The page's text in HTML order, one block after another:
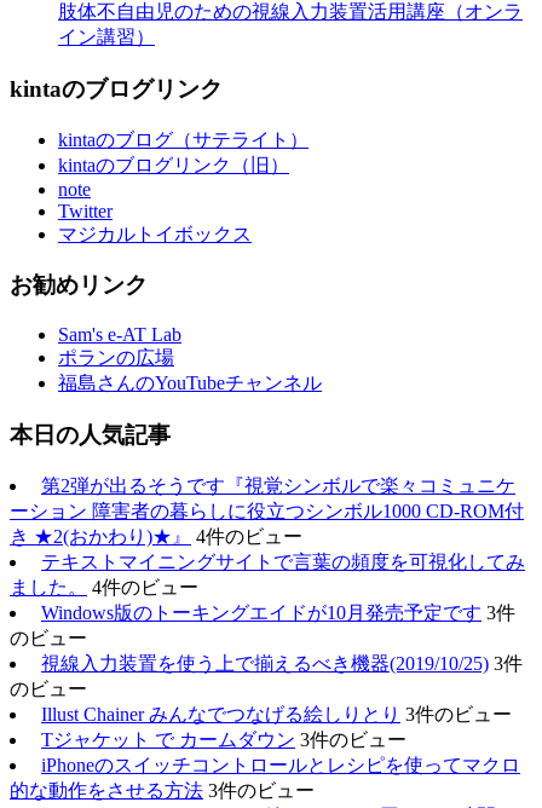
肢体不自由児のための視線入力装置活用講座（オンラ
イン講習）
kintaのブログリンク
kintaのブログ（サテライト）
kintaのブログリンク（旧）
note
Twitter
マジカルトイボックス
お勧めリンク
Sam's e-AT Lab
ポランの広場
福島さんのYouTubeチャンネル
本日の人気記事
第2弾が出るそうです『視覚シンボルで楽々コミュニケ
ーション 障害者の暮らしに役立つシンボル1000 CD-ROM付
き ★2(おかわり)★』
4件のビュー
テキストマイニングサイトで言葉の頻度を可視化してみ
ました。
4件のビュー
Windows版のトーキングエイドが10月発売予定です 3件
のビュー
視線入力装置を使う上で揃えるべき機器(2019/10/25) 3件
のビュー
Illust Chainer みんなでつなげる絵しりとり 3件のビュー
Tジャケット で カームダウン 3件のビュー
iPhoneのスイッチコントロールとレシピを使ってマクロ
的な動作をさせる方法 3件のビュー